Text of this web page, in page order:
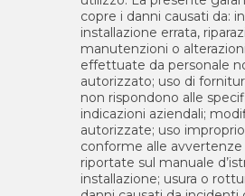
copre i danni causati da:
installazione errata,
manutenzioni o
effettuate da personale
autorizzato; uso di
non rispondono alle
indicazioni aziendali;
autorizzate; uso
conforme alle avvertenze
riportate sul manuale
installazione; usura o